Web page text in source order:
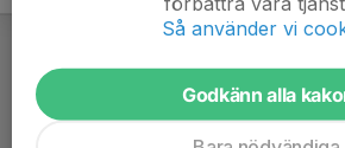
Så använder vi
Godkänn alla